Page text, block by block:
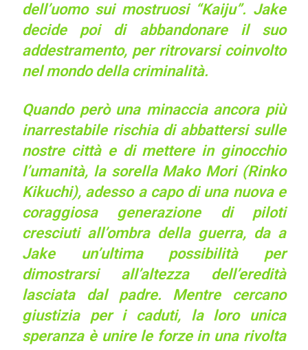
dell’uomo sui mostruosi “Kaiju”. Jake
decide poi di abbandonare il suo
addestramento, per ritrovarsi coinvolto
nel mondo della criminalità.
Quando però una minaccia ancora più
inarrestabile rischia di abbattersi sulle
nostre città e di mettere in ginocchio
l’umanità, la sorella Mako Mori (Rinko
Kikuchi), adesso a capo di una nuova e
coraggiosa generazione di piloti
cresciuti all’ombra della guerra, da a
Jake un’ultima possibilità per
dimostrarsi all’altezza dell’eredità
lasciata dal padre. Mentre cercano
giustizia per i caduti, la loro unica
speranza è unire le forze in una rivolta